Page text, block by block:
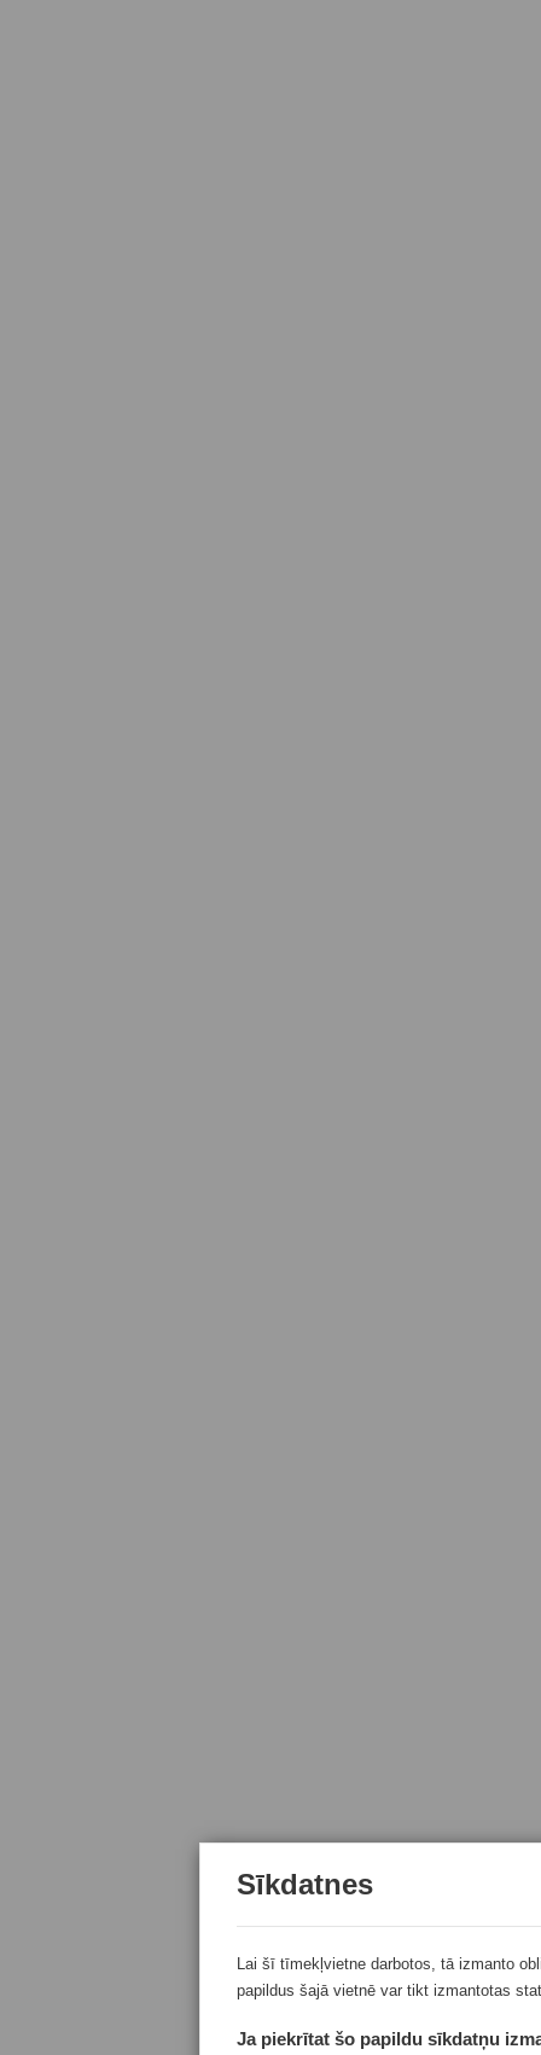
Sīkdatnes
Lai šī tīmekļvietne darbotos, tā izmanto
papildus šajā vietnē var tikt izmantotas
Ja piekrītat šo papildu sīkdatņu